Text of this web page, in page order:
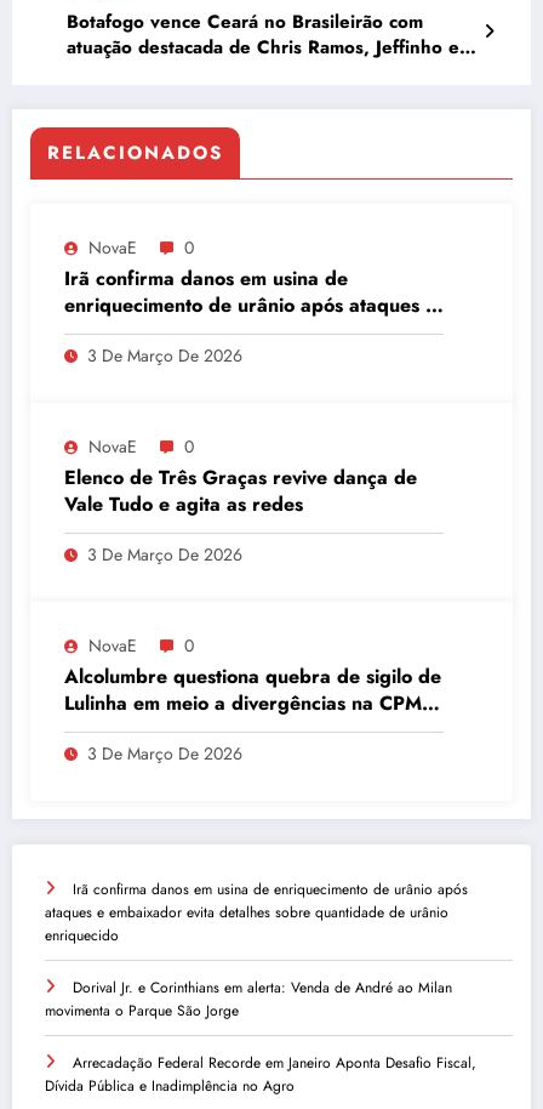
Botafogo vence Ceará no Brasileirão com
atuação destacada de Chris Ramos, Jeffinho e
RELACIONADOS
NovaE 0
Irã confirma danos em usina de
enriquecimento de urânio após ataques e
embaixador evita detalhes sobre
quantidade de urânio enriquecido
3 De Março De 2026
NovaE 0
Elenco de Três Graças revive dança de
Vale Tudo e agita as redes
3 De Março De 2026
NovaE 0
Alcolumbre questiona quebra de sigilo de
Lulinha em meio a divergências na CPMI
do INSS
3 De Março De 2026
Irã confirma danos em usina de enriquecimento de urânio após
ataques e embaixador evita detalhes sobre quantidade de urânio
enriquecido
Dorival Jr. e Corinthians em alerta: Venda de André ao Milan
movimenta o Parque São Jorge
Arrecadação Federal Recorde em Janeiro Aponta Desafio Fiscal,
Dívida Pública e Inadimplência no Agro